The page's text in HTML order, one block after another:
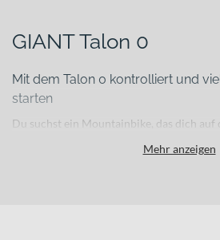
GIANT Talon 0
Mit dem Talon 0 kontrolliert und
starten
Du suchst ein Mountainbike, das dich auf
oder im Alltag? Das GIANT Talon 0 ist als
Mehr anzeigen